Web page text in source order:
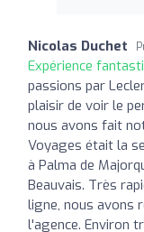
Nicolas Duchet
Expérience
passions par
plaisir de voir le
nous avons fait
Voyages était la
à Palma de
Beauvais. Très
ligne, nous avons
l'agence. Environ